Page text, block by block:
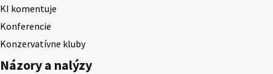
KI komentuje
Konferencie
Konzervatívne kluby
Názory a nalýzy